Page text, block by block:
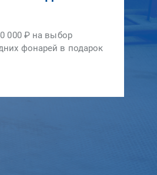
000 ₽ на выбор
фонарей в подарок